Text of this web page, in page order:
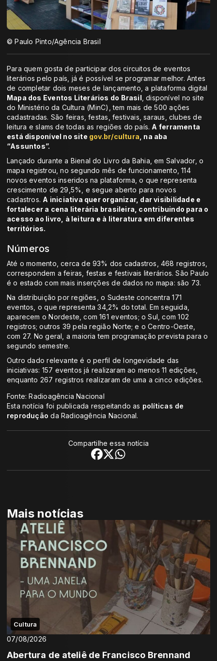
© Paulo Pinto/Agência Brasil
Para quem gosta de participar dos circuitos de eventos
literários pelo país, já é possível se programar melhor. Antes
de completar dois meses de lançamento, a plataforma digital
Mapa dos Eventos Literários do Brasil , disponível no site
do Ministério da Cultura (MinC), tem mais de 500 ações
cadastradas. São feiras, festas, festivais, saraus, clubes de
leitura e slams de todas as regiões do país. A ferramenta
está disponível no site gov.br/cultura , na aba
“Assuntos”.
Lançado durante a Bienal do Livro da Bahia, em Salvador, o
mapa registrou, no segundo mês de funcionamento, 114
novos eventos inseridos na plataforma, o que representa
crescimento de 29,5%, e segue aberto para novos
cadastros. A iniciativa quer organizar, dar visibilidade e
fortalecer a cena literária brasileira, contribuindo para o
acesso ao livro, à leitura e à literatura em diferentes
territórios.
Números
Até o momento, cerca de 93% dos cadastros, 468 registros,
correspondem a feiras, festas e festivais literários. São Paulo
é o estado com mais inserções de dados no mapa: são 73.
Na distribuição por regiões, o Sudeste concentra 171
eventos, o que representa 34,2% do total. Em seguida,
aparecem o Nordeste, com 161 eventos; o Sul, com 102
registros; outros 39 pela região Norte; e o Centro-Oeste,
com 27. No geral, a maioria tem programação prevista para o
segundo semestre.
Outro dado relevante é o perfil de longevidade das
iniciativas: 157 eventos já realizaram ao menos 11 edições,
enquanto 267 registros realizaram de uma a cinco edições.
Fonte: Radioagência Nacional
Esta notícia foi publicada respeitando as políticas de
reprodução da Radioagência Nacional.
Compartilhe essa notícia
Mais notícias
Cultura
07/08/2026
Abertura de ateliê de Francisco Brennand